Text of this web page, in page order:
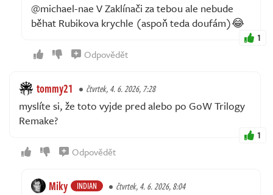
@michael-nae V Zaklínači za tebou ale nebude
běhat Rubikova krychle (aspoň teda doufám)😂
1
Odpovědět
tommy21 čtvrtek, 4. 6. 2026, 7:28
myslíte si, že toto vyjde pred alebo po GoW Trilogy
Remake?
1
Odpovědět
Miky INDIAN čtvrtek, 4. 6. 2026, 8:04